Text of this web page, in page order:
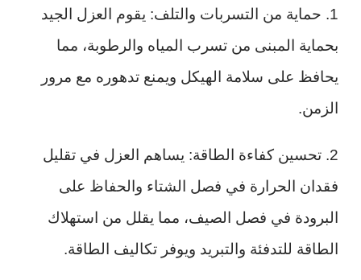
1. حماية من التسربات والتلف: يقوم العزل الجيد
بحماية المبنى من تسرب المياه والرطوبة، مما
يحافظ على سلامة الهيكل ويمنع تدهوره مع مرور
الزمن.
2. تحسين كفاءة الطاقة: يساهم العزل في تقليل
فقدان الحرارة في فصل الشتاء والحفاظ على
البرودة في فصل الصيف، مما يقلل من استهلاك
الطاقة للتدفئة والتبريد ويوفر تكاليف الطاقة.